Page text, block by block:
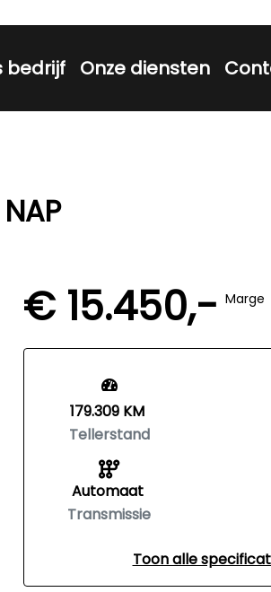
bedrijf Onze diensten
€ 15.450,- Marge
179.309 KM
Tellerstand
Automaat
Transmissie
Toon alle